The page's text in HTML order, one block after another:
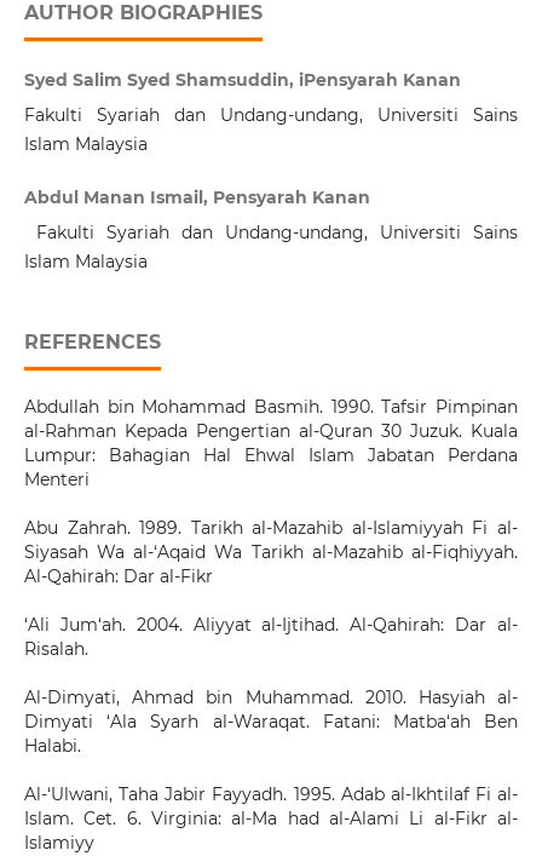
AUTHOR BIOGRAPHIES
Syed Salim Syed Shamsuddin, iPensyarah Kanan
Fakulti Syariah dan Undang-undang, Universiti Sains
Islam Malaysia
Abdul Manan Ismail, Pensyarah Kanan
Fakulti Syariah dan Undang-undang, Universiti Sains
Islam Malaysia
REFERENCES
Abdullah bin Mohammad Basmih. 1990. Tafsir Pimpinan
al-Rahman Kepada Pengertian al-Quran 30 Juzuk. Kuala
Lumpur: Bahagian Hal Ehwal Islam Jabatan Perdana
Menteri
Abu Zahrah. 1989. Tarikh al-Mazahib al-Islamiyyah Fi al-
Siyasah Wa al-‘Aqaid Wa Tarikh al-Mazahib al-Fiqhiyyah.
Al-Qahirah: Dar al-Fikr
‘Ali Jum‘ah. 2004. Aliyyat al-Ijtihad. Al-Qahirah: Dar al-
Risalah.
Al-Dimyati, Ahmad bin Muhammad. 2010. Hasyiah al-
Dimyati ‘Ala Syarh al-Waraqat. Fatani: Matba‘ah Ben
Halabi.
Al-‘Ulwani, Taha Jabir Fayyadh. 1995. Adab al-Ikhtilaf Fi al-
Islam. Cet. 6. Virginia: al-Ma had al-Alami Li al-Fikr al-
Islamiyy